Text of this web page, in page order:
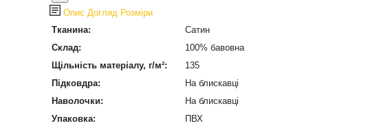
Опис Догляд Розміри
Тканина:
Сатин
Склад:
100% бавовна
Щільність матеріалу, г/м²:
135
Підковдра:
На блискавці
Наволочки:
На блискавці
Упаковка:
ПВХ